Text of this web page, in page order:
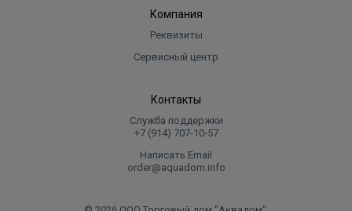
Компания
Реквизиты
Сервисный центр
Контакты
Служба поддержки
+7 (914) 707‑10‑57
Написать Email
order@aquadom.info